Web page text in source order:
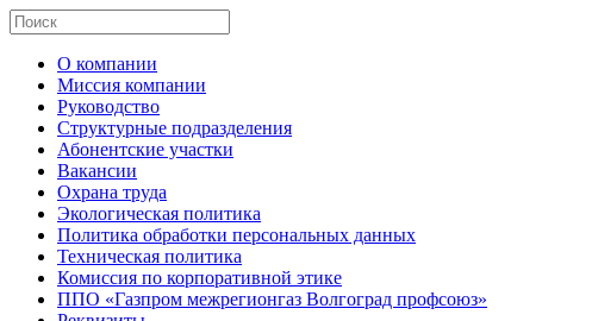
О компании
Миссия компании
Руководство
Структурные подразделения
Абонентские участки
Вакансии
Охрана труда
Экологическая политика
Политика обработки персональных данных
Техническая политика
Комиссия по корпоративной этике
ППО «Газпром межрегионгаз Волгоград профсоюз»